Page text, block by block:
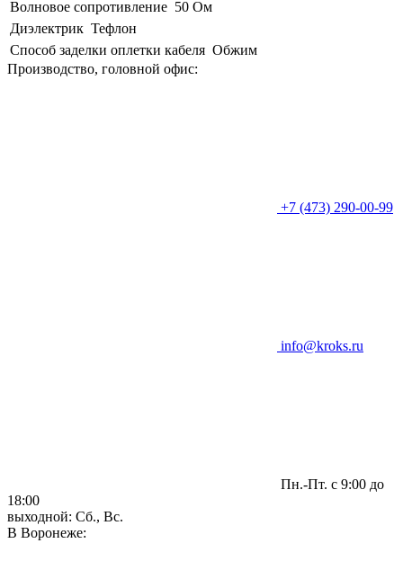
Волновое сопротивление 50 Ом
Диэлектрик Тефлон
Способ заделки оплетки кабеля Обжим
Производство, головной офис:
+7 (473) 290-00-99
info@kroks.ru
Пн.-Пт. с 9:00 до
18:00
выходной: Сб., Вс.
В Воронеже: